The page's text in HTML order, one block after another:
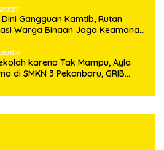
Gangguan Kamtib, Rutan
Warga Binaan Jaga Keamanan
karena Tak Mampu, Ayla
di SMKN 3 Pekanbaru, GRIB